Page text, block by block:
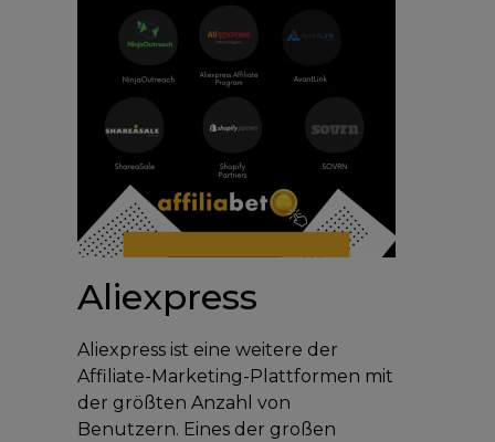
Aliexpress
Aliexpress ist eine weitere der
Affiliate-Marketing-Plattformen mit
der größten Anzahl von
Benutzern. Eines der großen